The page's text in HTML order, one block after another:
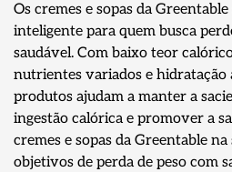
Os cremes e sopas da
inteligente para quem busca
saudável. Com baixo teor
nutrientes variados e hidratação
produtos ajudam a manter a
ingestão calórica e promover a
cremes e sopas da Greentable na
objetivos de perda de peso com